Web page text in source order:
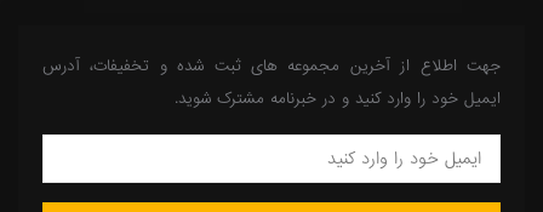
جهت اطلاع از آخرین مجموعه های ثبت شده و تخفیفات، آدرس
ایمیل خود را وارد کنید و در خبرنامه مشترک شوید.